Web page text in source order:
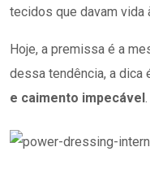
tecidos que davam vida
Hoje, a premissa é a
dessa tendência, a dica
e caimento impecável.